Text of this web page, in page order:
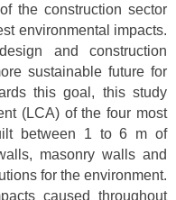
the construction sector
environmental impacts.
and construction
sustainable future for
this goal, this study
(LCA) of the four most
between 1 to 6 m of
masonry walls and
for the environment.
caused throughout